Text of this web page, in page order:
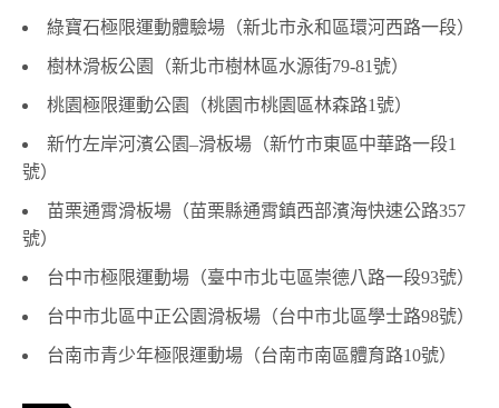
綠寶石極限運動體驗場（新北市永和區環河西路一段）
樹林滑板公園（新北市樹林區水源街79-81號）
桃園極限運動公園（桃園市桃園區林森路1號）
新竹左岸河濱公園–滑板場（新竹市東區中華路一段1
號）
苗栗通霄滑板場（苗栗縣通霄鎮西部濱海快速公路357
號）
台中市極限運動場（臺中市北屯區崇德八路一段93號）
台中市北區中正公園滑板場（台中市北區學士路98號）
台南市青少年極限運動場（台南市南區體育路10號）